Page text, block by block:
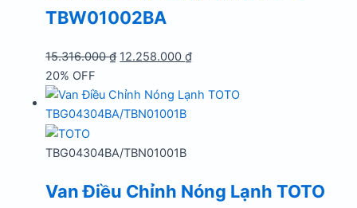
TBW01002BA
15.316.000₫ Giá
là:
15.316.000 ₫.
12.258.000₫Giá
tại
20% OFF
TBG04304BA/TBN01001B
Van Điều Chỉnh Nóng Lạnh TOTO